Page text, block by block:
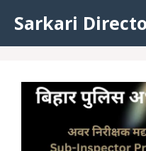
content
Sarkari